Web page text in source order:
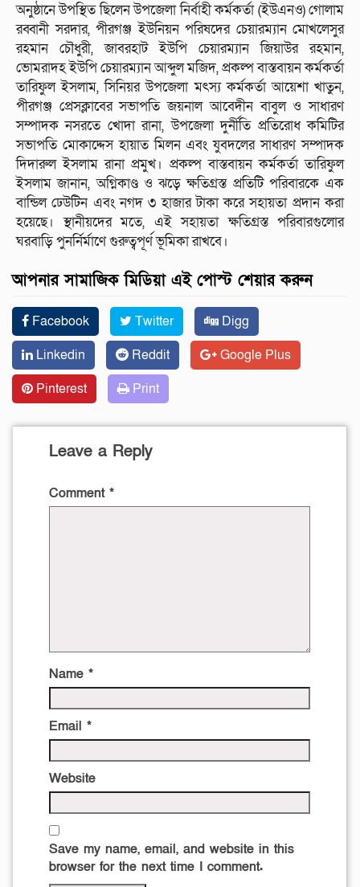
অনুষ্ঠানে উপস্থিত ছিলেন উপজেলা নির্বাহী কর্মকর্তা (ইউএনও) গোলাম
রব্বানী সরদার, পীরগঞ্জ ইউনিয়ন পরিষদের চেয়ারম্যান মোখলেসুর
রহমান চৌধুরী, জাবরহাট ইউপি চেয়ারম্যান জিয়াউর রহমান,
ভোমরাদহ ইউপি চেয়ারম্যান আব্দুল মজিদ, প্রকল্প বাস্তবায়ন কর্মকর্তা
তারিফুল ইসলাম, সিনিয়র উপজেলা মৎস্য কর্মকর্তা আয়েশা খাতুন,
পীরগঞ্জ প্রেসক্লাবের সভাপতি জয়নাল আবেদীন বাবুল ও সাধারণ
সম্পাদক নসরতে খোদা রানা, উপজেলা দুর্নীতি প্রতিরোধ কমিটির
সভাপতি মোকাদ্দেস হায়াত মিলন এবং যুবদলের সাধারণ সম্পাদক
দিদারুল ইসলাম রানা প্রমুখ। প্রকল্প বাস্তবায়ন কর্মকর্তা তারিফুল
ইসলাম জানান, অগ্নিকাণ্ড ও ঝড়ে ক্ষতিগ্রস্ত প্রতিটি পরিবারকে এক
বান্ডিল ঢেউটিন এবং নগদ ৩ হাজার টাকা করে সহায়তা প্রদান করা
হয়েছে। স্থানীয়দের মতে, এই সহায়তা ক্ষতিগ্রস্ত পরিবারগুলোর
ঘরবাড়ি পুনর্নির্মাণে গুরুত্বপূর্ণ ভূমিকা রাখবে।
আপনার সামাজিক মিডিয়া এই পোস্ট শেয়ার করুন
Facebook Twitter
Digg
Linkedin
Reddit
Google Plus
Pinterest
Print
Leave a Reply
Comment *
Name *
Email *
Website
Save my name, email, and website in this
browser for the next time I comment.